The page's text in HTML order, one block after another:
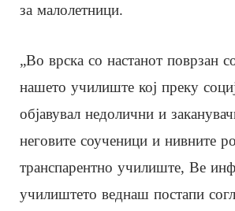
за малолетници.
„Во врска со настанот поврзан
нашето училиште кој преку
објавувал недолични и
неговите соученици и нивните
транспарентно училиште, Ве
училиштето веднаш постапи